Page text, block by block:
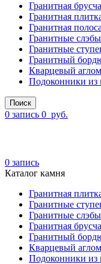
Гранитная
Гранитная
Гранитная полоса
Гранитные слэбы
Гранитные
Гранитный
Кварцевый
Подоконники из
Поиск
0 запись 0 руб.
0 запись
Каталог камня
Гранитная
Гранитные
Гранитные слэбы
Гранитная
Гранитный
Кварцевый
Подоконники из